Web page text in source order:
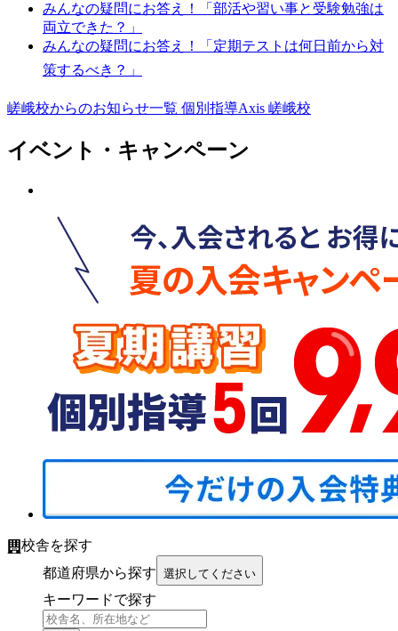
みんなの疑問にお答え！「部活や習い事と受験勉強は
両立できた？」
みんなの疑問にお答え！「定期テストは何日前から対
策するべき？」
嵯峨校からのお知らせ一覧 個別指導Axis 嵯峨校
イベント・キャンペーン
校舎を探す
都道府県から探す 選択してください
キーワードで探す